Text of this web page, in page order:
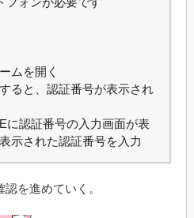
ムを開く
ると、認証番号が表示され
に認証番号の入力画面が表
示された認証番号を入力
を進めていく。